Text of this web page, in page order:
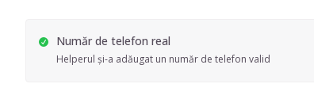
Număr de telefon real
Helperul și-a adăugat un număr de telefon valid